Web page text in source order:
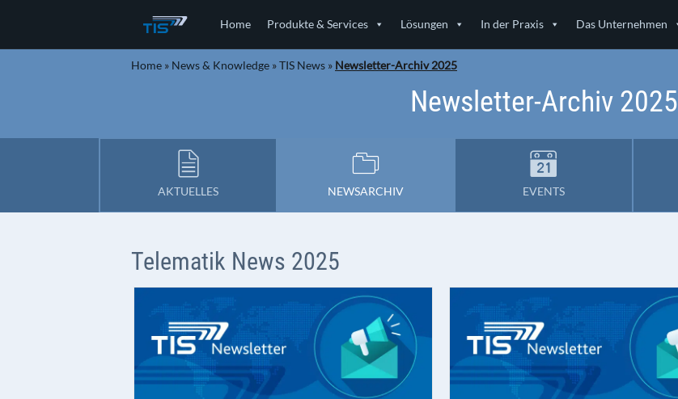
Home Produkte & Services Lösungen In der Praxis Das Unternehmen
Home » News & Knowledge »TIS News » Newsletter-Archiv 2025
Newsletter-Archiv 2025
AKTUELLES NEWSARCHIV EVENTS
Telematik News 2025